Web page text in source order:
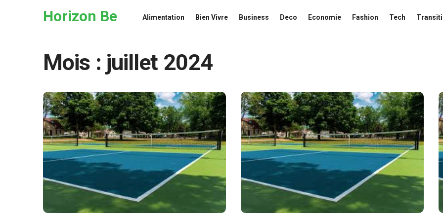
Horizon Be Alimentation Bien Vivre Business Deco Economie Fashion Tech
Mois : juillet 2024